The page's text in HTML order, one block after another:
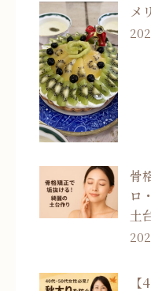
メ
骨
ロ
土